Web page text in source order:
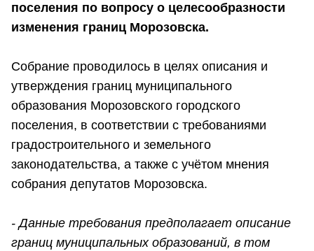
поселения по вопросу о целесообразности
изменения границ Морозовска.
Собрание проводилось в целях описания и
утверждения границ муниципального
образования Морозовского городского
поселения, в соответствии с требованиями
градостроительного и земельного
законодательства, а также с учётом мнения
собрания депутатов Морозовска.
- Данные требования предполагает описание
границ муниципальных образований, в том